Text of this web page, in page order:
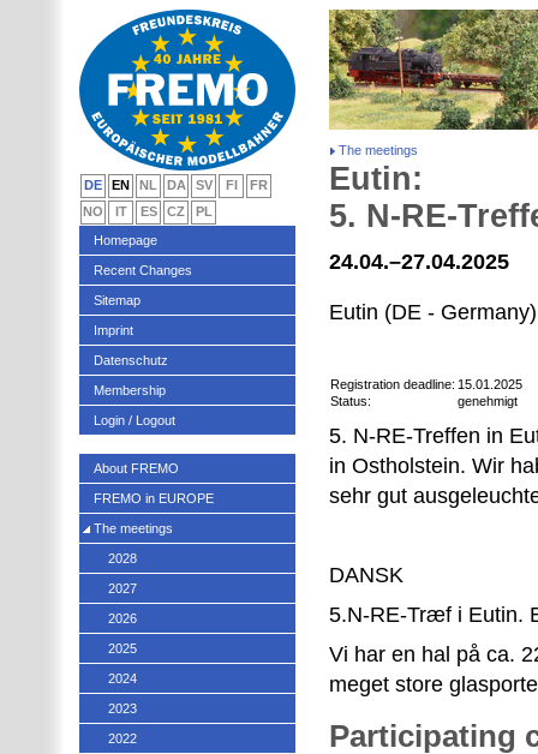
The meetings
Eutin:
5. N-RE-
24.04.–27.04.2025
Eutin (DE - Germany)
Registration deadline: 15.01.2025
Status:
genehmigt
5. N-RE-Treffen in
in Ostholstein. Wir
sehr gut
DANSK
5.N-RE-Træf i Eutin.
Vi har en hal på ca.
meget store
Participating
DE EN NL DA SV FI
FR
NO
IT ES CZ
PL
Homepage
Recent Changes
Sitemap
Imprint
Datenschutz
Membership
Login / Logout
About FREMO
FREMO in EUROPE
The meetings
2028
2027
2026
2025
2024
2023
2022